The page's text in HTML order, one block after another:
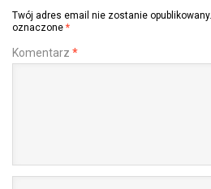
Twój adres email nie zostanie opublikowany.
oznaczone *
Komentarz *